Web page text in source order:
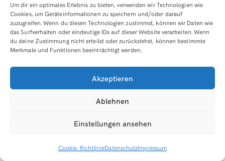
Um dir ein optimales Erlebnis zu bieten, verwenden wir Technologien wie
Cookies, um Geräteinformationen zu speichern und/oder darauf
zuzugreifen. Wenn du diesen Technologien zustimmst, können wir Daten wie
das Surfverhalten oder eindeutige IDs auf dieser Website verarbeiten. Wenn
du deine Zustimmung nicht erteilst oder zurückziehst, können bestimmte
Merkmale und Funktionen beeinträchtigt werden.
Akzeptieren
Ablehnen
Einstellungen ansehen
Cookie-RichtlinieDatenschutzImpressum
Ihnen eine E-Mail-Adresse sowie Informationen,
welche uns die Überprüfung gestatten, dass Sie
der Inhaber der angegebenen E-Mail-Adresse
und mit dem Empfang des Newsletters
einverstanden sind. Weitere Daten werden nicht
bzw. nur auf freiwilliger Basis erhoben. Für die
Abwicklung der Newsletter nutzen wir
Newsletterdiensteanbieter, die nachfolgend
beschrieben werden.
CleverReach